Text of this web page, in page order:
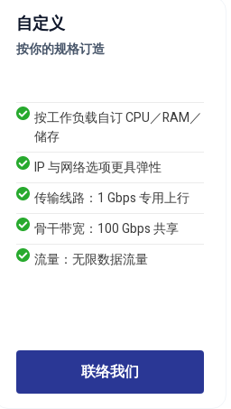
自定义
按你的规格订造
按工作负载自订 CPU／RAM／
储存
IP 与网络选项更具弹性
传输线路：1 Gbps 专用上行
骨干带宽：100 Gbps 共享
流量：无限数据流量
联络我们